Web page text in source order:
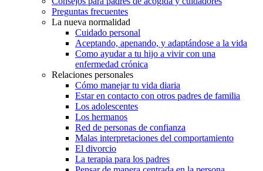
Preguntas frecuentes
La nueva normalidad
Cuidado personal
Aceptando, apenando, y adaptándose a la vida
Como ayudar a tu hijo a vivir con una
enfermedad crónica
Relaciones personales
Cómo manejar tu vida diaria
Estar en contacto con otros padres de familia
Los adolescentes
Los hermanos
Red de personas de confianza
Malas interpretaciones del comportamiento
El divorcio
La terapia para los padres